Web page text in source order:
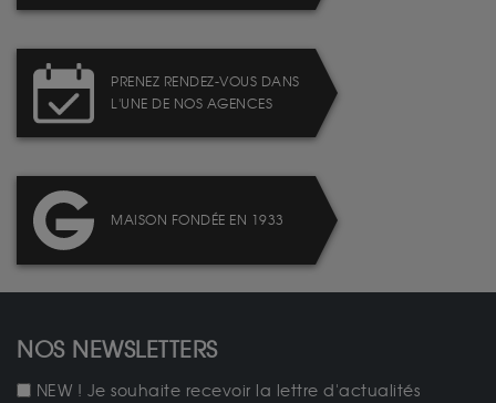
PRENEZ RENDEZ-VOUS DANS
L'UNE DE NOS AGENCES
MAISON FONDÉE EN 1933
NOS NEWSLETTERS
NEW ! Je souhaite recevoir la lettre d'actualités